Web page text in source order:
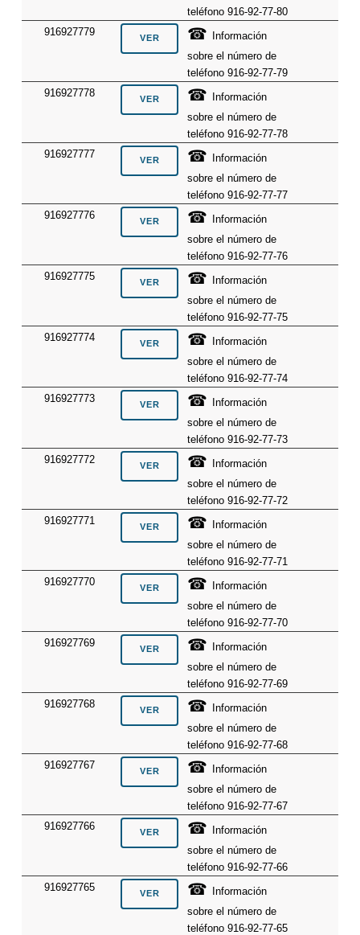
teléfono 916-92-77-80
916927779
☎
Información
sobre el número de
teléfono 916-92-77-79
916927778
☎
Información
sobre el número de
teléfono 916-92-77-78
916927777
☎
Información
sobre el número de
teléfono 916-92-77-77
916927776
☎
Información
sobre el número de
teléfono 916-92-77-76
916927775
☎
Información
sobre el número de
teléfono 916-92-77-75
916927774
☎
Información
sobre el número de
teléfono 916-92-77-74
916927773
☎
Información
sobre el número de
teléfono 916-92-77-73
916927772
☎
Información
sobre el número de
teléfono 916-92-77-72
916927771
☎
Información
sobre el número de
teléfono 916-92-77-71
916927770
☎
Información
sobre el número de
teléfono 916-92-77-70
916927769
☎
Información
sobre el número de
teléfono 916-92-77-69
916927768
☎
Información
sobre el número de
teléfono 916-92-77-68
916927767
☎
Información
sobre el número de
teléfono 916-92-77-67
916927766
☎
Información
sobre el número de
teléfono 916-92-77-66
916927765
☎
Información
sobre el número de
teléfono 916-92-77-65